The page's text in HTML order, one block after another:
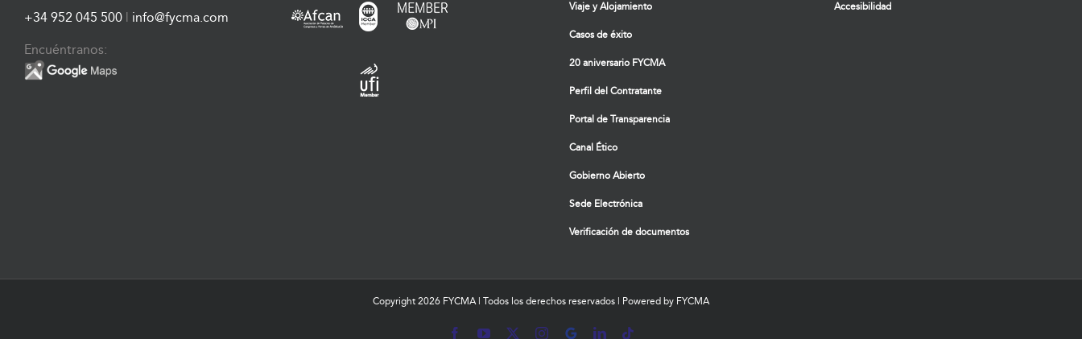
+34 952 045 500 info@fycma.com
Encuéntranos:
Viaje y Alojamiento
Casos de éxito
20 aniversario FYCMA
Perfil del Contratante
Portal de Transparencia
Canal Ético
Gobierno Abierto
Sede Electrónica
Verificación de documentos
Accesibilidad
Copyright 2026 FYCMA | Todos los derechos reservados | Powered by FYCMA
FacebookYouTube
X Instagram
MyBusinessLinkedInTiktok